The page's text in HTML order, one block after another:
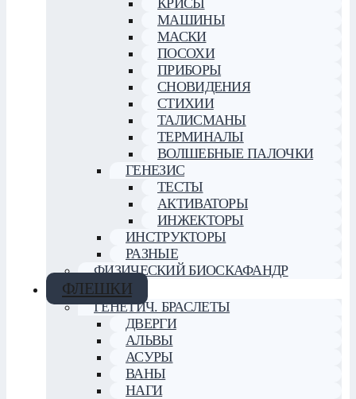
МАШИНЫ
МАСКИ
ПОСОХИ
ПРИБОРЫ
СНОВИДЕНИЯ
СТИХИИ
ТАЛИСМАНЫ
ТЕРМИНАЛЫ
ВОЛШЕБНЫЕ ПАЛОЧКИ
ГЕНЕЗИС
ТЕСТЫ
АКТИВАТОРЫ
ИНЖЕКТОРЫ
ИНСТРУКТОРЫ
РАЗНЫЕ
ФИЗИЧЕСКИЙ БИОСКАФАНДР
ФЛЕШКИ
ГЕНЕТИЧ. БРАСЛЕТЫ
ДВЕРГИ
АЛЬВЫ
АСУРЫ
ВАНЫ
НАГИ